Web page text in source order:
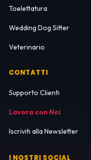
Toelettatura
Wedding Dog Sitter
Veterinario
CONTATTI
Supporto Clienti
Lavora con Noi
Iscriviti alla Newsletter
I NOSTRI SOCIAL